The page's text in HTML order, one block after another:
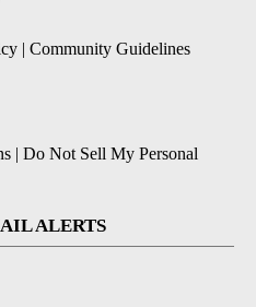
| Community Guidelines
| Do Not Sell My Personal
ALERTS